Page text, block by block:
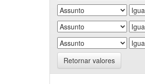
Retornar valores